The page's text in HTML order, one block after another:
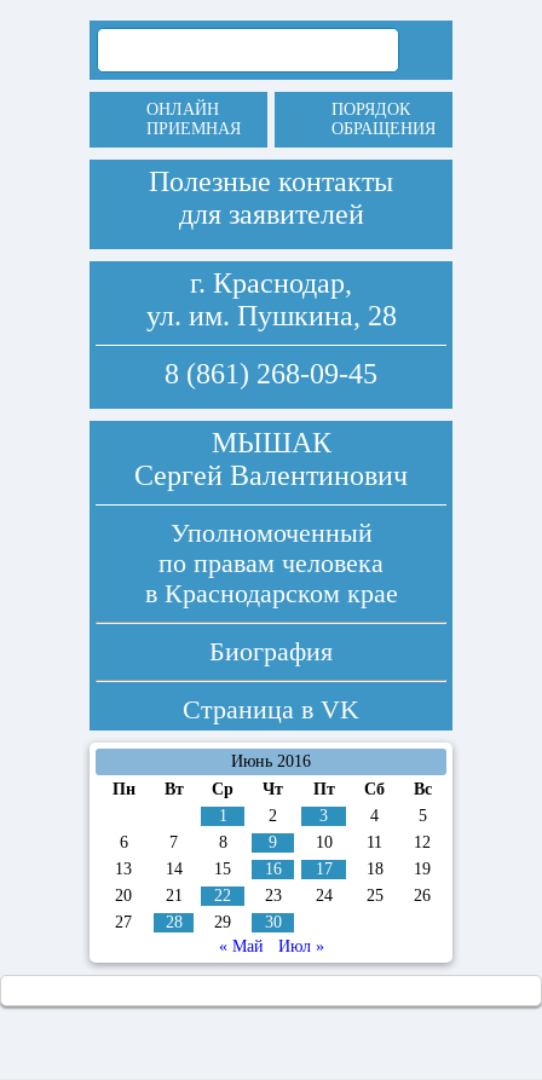
ОНЛАЙН
ПРИЕМНАЯ
ПОРЯДОК
ОБРАЩЕНИЯ
Полезные контакты
для заявителей
г. Краснодар,
ул. им. Пушкина, 28
8 (861) 268-09-45
МЫШАК
Сергей Валентинович
Уполномоченный
по правам человека
в Краснодарском крае
Биография
Страница в VK
Июнь 2016
Пн
Вт Ср Чт Пт Сб
Вс
1
2 3 4
5
6
7 8 9 10 11
12
13
14 15 16 17 18
19
20
21 22 23 24 25
26
27
28 29
30
« Май
Июл »